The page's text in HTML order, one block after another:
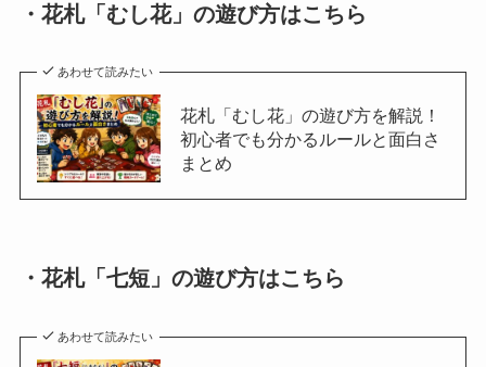
・花札「むし花」の遊び方はこちら
あわせて読みたい
花札「むし花」の遊び方を解説！
初心者でも分かるルールと面白さ
まとめ
・花札「七短」の遊び方はこちら
あわせて読みたい